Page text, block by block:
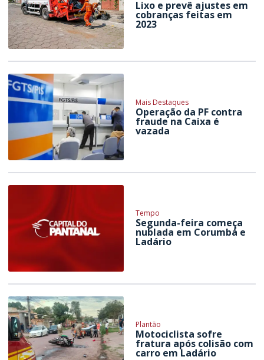
Lixo e prevê ajustes em
cobranças feitas em
2023
Mais Destaques
Operação da PF contra
fraude na Caixa é
vazada
Tempo
Segunda-feira começa
nublada em Corumbá e
Ladário
Plantão
Motociclista sofre
fratura após colisão com
carro em Ladário